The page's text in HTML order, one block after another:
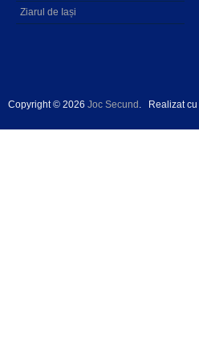
Ziarul de Iași
Copyright © 2026 Joc Secund . Realizat cu